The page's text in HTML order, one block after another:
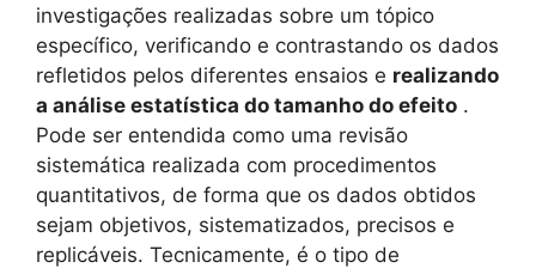
investigações realizadas sobre um tópico
específico, verificando e contrastando os dados
refletidos pelos diferentes ensaios e realizando
a análise estatística do tamanho do efeito .
Pode ser entendida como uma revisão
sistemática realizada com procedimentos
quantitativos, de forma que os dados obtidos
sejam objetivos, sistematizados, precisos e
replicáveis. Tecnicamente, é o tipo de